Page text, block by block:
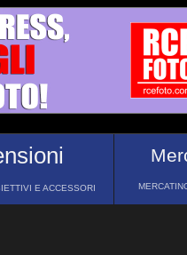
E ACCESSORI